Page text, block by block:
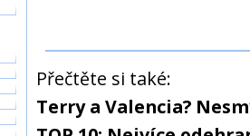
Přečtěte si také:
Terry a Valencia?